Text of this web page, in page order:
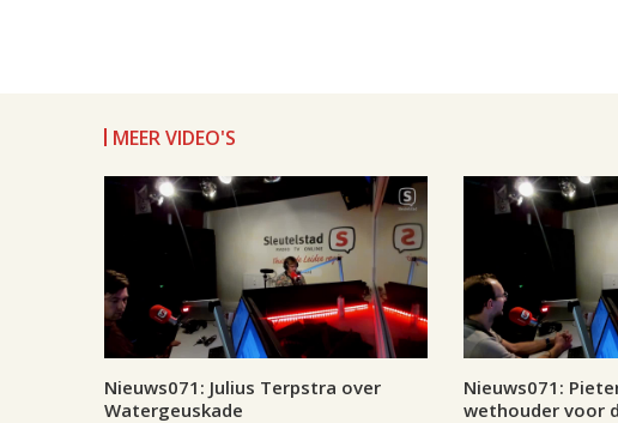
MEER VIDEO'S
Nieuws071: Julius Terpstra over
Watergeuskade
Nieuws071:
wethouder voor